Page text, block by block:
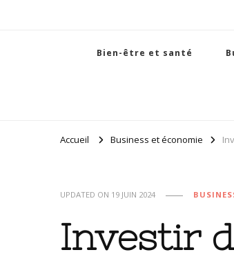
Bien-être et santé
Accueil Business et économie
UPDATED ON 19 JUIN 2024
Investir